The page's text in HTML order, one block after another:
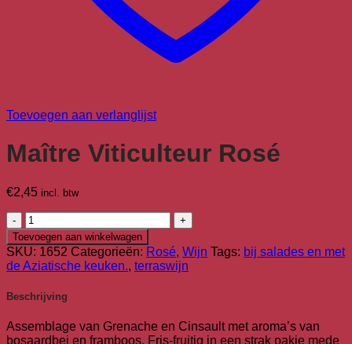
Toevoegen aan verlanglijst
Maître Viticulteur Rosé
€2,45 incl. btw
Maître
Viticulteur
Rosé
aantal
Toevoegen aan winkelwagen
SKU: 1652 Categorieën: Rosé, Wijn Tags: bij salades en met
de Aziatische keuken., terraswijn
Beschrijving
Assemblage van Grenache en Cinsault met aroma’s van
bosaardbei en framboos. Fris-fruitig in een strak pakje mede